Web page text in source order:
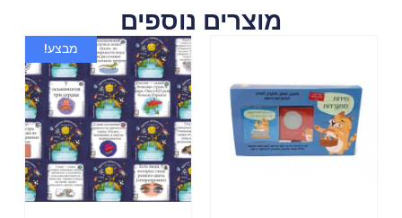
מוצרים נוספים
מבצע!